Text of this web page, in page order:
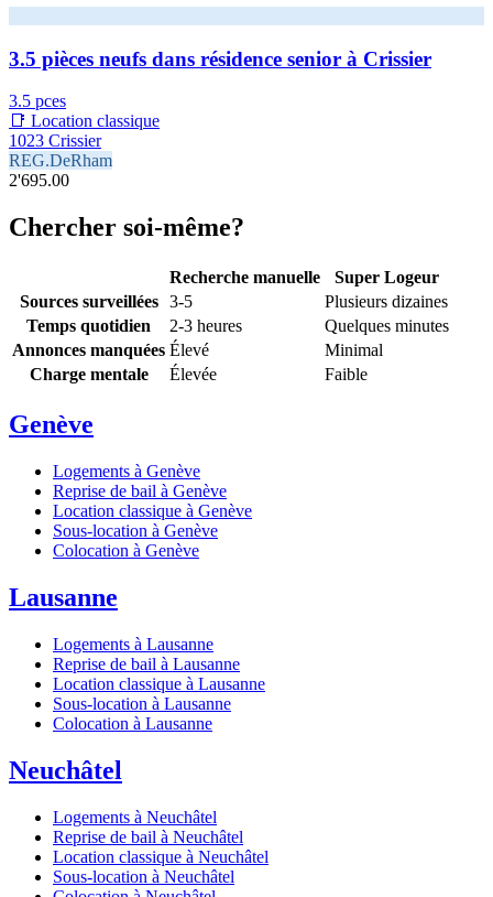
3.5 pièces neufs dans résidence senior à Crissier
3.5 pces
📑 Location classique
1023 Crissier
REG.DeRham
2'695.00
Chercher soi-même?
Recherche manuelle
Super Logeur
Sources surveillées
3-5
Plusieurs dizaines
Temps quotidien
2-3 heures
Quelques minutes
Annonces manquées Élevé
Minimal
Charge mentale
Élevée Faible
Genève
Logements à Genève
Reprise de bail à Genève
Location classique à Genève
Sous-location à Genève
Colocation à Genève
Lausanne
Logements à Lausanne
Reprise de bail à Lausanne
Location classique à Lausanne
Sous-location à Lausanne
Colocation à Lausanne
Neuchâtel
Logements à Neuchâtel
Reprise de bail à Neuchâtel
Location classique à Neuchâtel
Sous-location à Neuchâtel